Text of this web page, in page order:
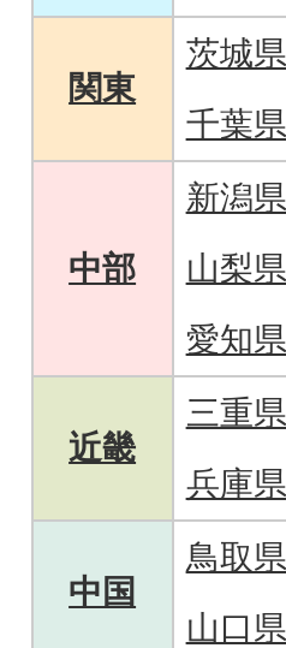
関東
茨城県
千葉県
中部
新潟県
山梨県
愛知県
近畿
三重県
兵庫県
中国
鳥取県
山口県